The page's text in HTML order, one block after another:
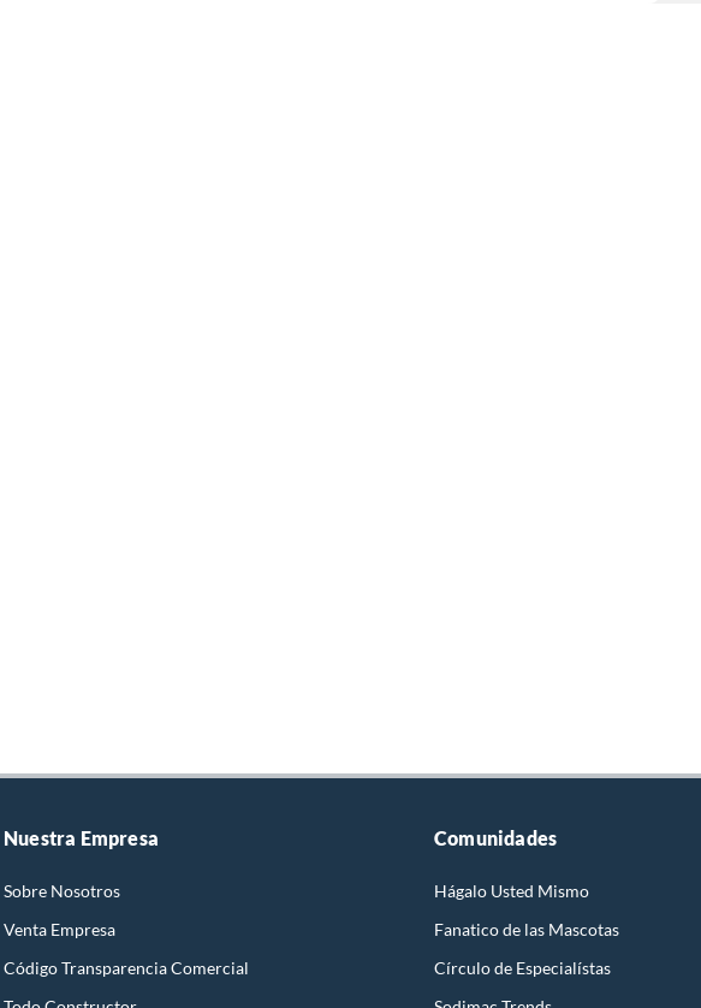
Nuestra Empresa
Sobre Nosotros
Venta Empresa
Código Transparencia Comercial
Comunidades
Hágalo Usted Mismo
Fanatico de las Mascotas
Círculo de Especialístas